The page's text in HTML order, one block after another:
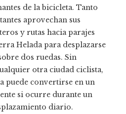
de la bicicleta. Tanto
aprovechan sus
y rutas hacia parajes
Helada para desplazarse
dos ruedas. Sin
otra ciudad ciclista,
puede convertirse en un
si ocurre durante un
diario.